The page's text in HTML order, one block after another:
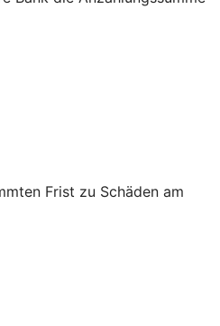
Frist zu Schäden am